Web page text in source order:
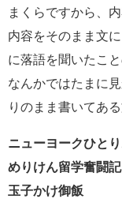
まくらですから、
内容をそのまま文
に落語を聞いたこ
なんかではたまに
りのまま書いてあ
ニューヨークひと
めりけん留学奮闘記
玉子かけ御飯